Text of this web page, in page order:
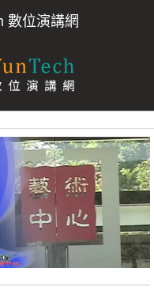
數位演講網